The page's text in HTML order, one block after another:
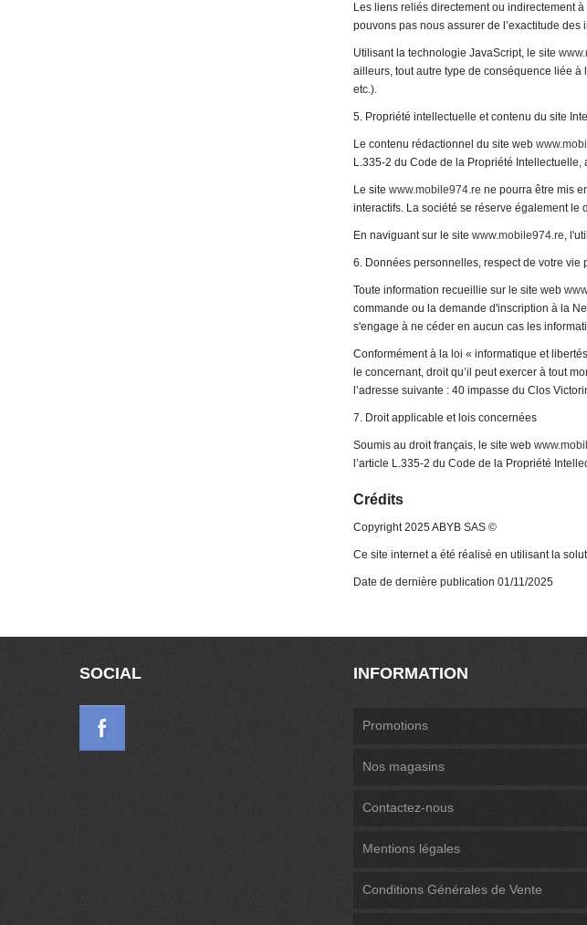
Les liens reliés directement ou indirectement
pouvons pas nous assurer de l’exactitude
Utilisant la technologie JavaScript, le site
ailleurs, tout autre type de conséquence liée à
etc.).
5. Propriété intellectuelle et contenu du site
Le contenu rédactionnel du site web
L.335-2 du Code de la Propriété
Le site www.mobile974.re ne pourra être mis
interactifs. La société se réserve également
En naviguant sur le site www.mobile974.re,
6. Données personnelles, respect de votre vie
Toute information recueillie sur le site web
commande ou la demande d'inscription à la
s'engage à ne céder en aucun cas les
Conformément à la loi « informatique et
le concernant, droit qu’il peut exercer à tout
l’adresse suivante : 40 impasse du Clos
7. Droit applicable et lois concernées
Soumis au droit français, le site web
l’article L.335-2 du Code de la Propriété
Crédits
Copyright 2025 ABYB SAS ©
Ce site internet a été réalisé en utilisant la
Date de dernière publication 01/11/2025
SOCIAL INFORMATION
Promotions
Nos magasins
Contactez-nous
Mentions légales
Conditions Générales de Vente